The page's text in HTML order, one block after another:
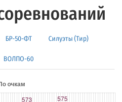
БР-50-ФТ Силуэты (Тир)
ВОЛПО-60